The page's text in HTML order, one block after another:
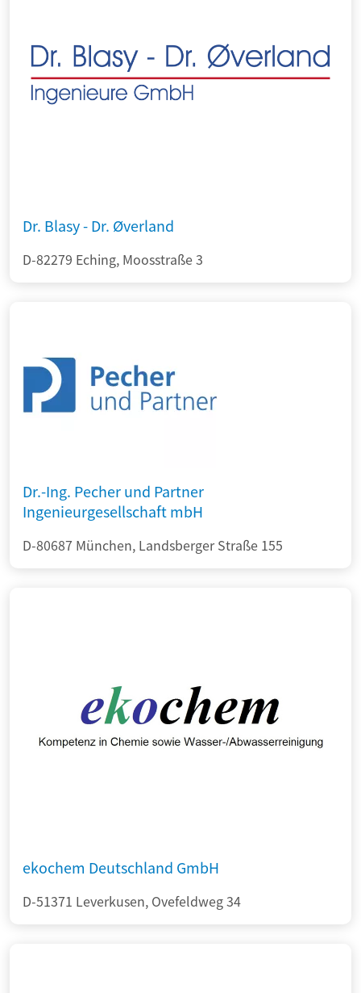
Dr. Blasy - Dr. Øverland
D-82279 Eching, Moosstraße 3
Dr.-Ing. Pecher und Partner
Ingenieurgesellschaft mbH
D-80687 München, Landsberger Straße 155
ekochem Deutschland GmbH
D-51371 Leverkusen, Ovefeldweg 34